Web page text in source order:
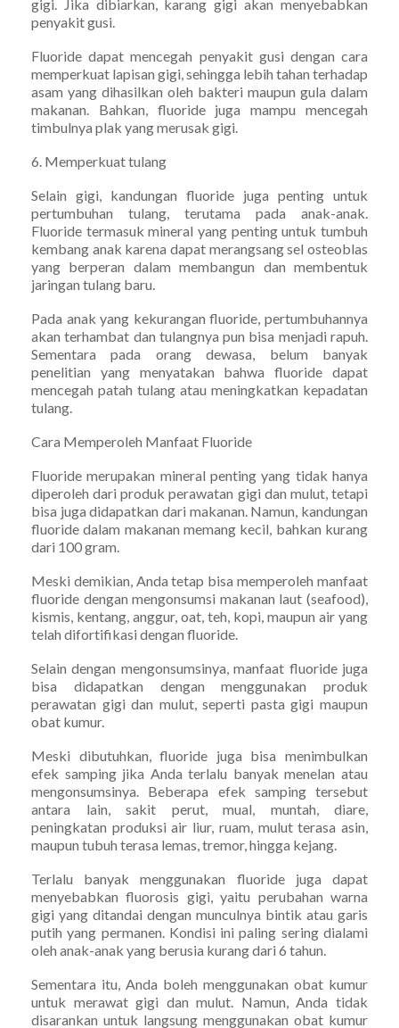
gigi. Jika dibiarkan, karang gigi akan menyebabkan
penyakit gusi.
Fluoride dapat mencegah penyakit gusi dengan cara
memperkuat lapisan gigi, sehingga lebih tahan terhadap
asam yang dihasilkan oleh bakteri maupun gula dalam
makanan. Bahkan, fluoride juga mampu mencegah
timbulnya plak yang merusak gigi.
6. Memperkuat tulang
Selain gigi, kandungan fluoride juga penting untuk
pertumbuhan tulang, terutama pada anak-anak.
Fluoride termasuk mineral yang penting untuk tumbuh
kembang anak karena dapat merangsang sel osteoblas
yang berperan dalam membangun dan membentuk
jaringan tulang baru.
Pada anak yang kekurangan fluoride, pertumbuhannya
akan terhambat dan tulangnya pun bisa menjadi rapuh.
Sementara pada orang dewasa, belum banyak
penelitian yang menyatakan bahwa fluoride dapat
mencegah patah tulang atau meningkatkan kepadatan
tulang.
Cara Memperoleh Manfaat Fluoride
Fluoride merupakan mineral penting yang tidak hanya
diperoleh dari produk perawatan gigi dan mulut, tetapi
bisa juga didapatkan dari makanan. Namun, kandungan
fluoride dalam makanan memang kecil, bahkan kurang
dari 100 gram.
Meski demikian, Anda tetap bisa memperoleh manfaat
fluoride dengan mengonsumsi makanan laut (seafood),
kismis, kentang, anggur, oat, teh, kopi, maupun air yang
telah difortifikasi dengan fluoride.
Selain dengan mengonsumsinya, manfaat fluoride juga
bisa didapatkan dengan menggunakan produk
perawatan gigi dan mulut, seperti pasta gigi maupun
obat kumur.
Meski dibutuhkan, fluoride juga bisa menimbulkan
efek samping jika Anda terlalu banyak menelan atau
mengonsumsinya. Beberapa efek samping tersebut
antara lain, sakit perut, mual, muntah, diare,
peningkatan produksi air liur, ruam, mulut terasa asin,
maupun tubuh terasa lemas, tremor, hingga kejang.
Terlalu banyak menggunakan fluoride juga dapat
menyebabkan fluorosis gigi, yaitu perubahan warna
gigi yang ditandai dengan munculnya bintik atau garis
putih yang permanen. Kondisi ini paling sering dialami
oleh anak-anak yang berusia kurang dari 6 tahun.
Sementara itu, Anda boleh menggunakan obat kumur
untuk merawat gigi dan mulut. Namun, Anda tidak
disarankan untuk langsung menggunakan obat kumur